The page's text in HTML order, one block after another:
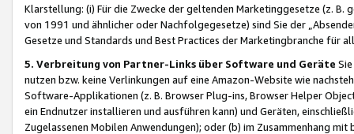
Klarstellung: (i) Für die Zwecke der geltenden Marketinggesetze (z. B.
von 1991 und ähnlicher oder Nachfolgegesetze) sind Sie der
Gesetze und Standards und Best Practices der Marketingbranche für
5. Verbreitung von Partner-Links über Software und Geräte
nutzen bzw. keine Verlinkungen auf eine Amazon-Website wie
Software-Applikationen (z. B. Browser Plug-ins, Browser Helper
ein Endnutzer installieren und ausführen kann) und Geräten,
Zugelassenen Mobilen Anwendungen); oder (b) im Zusammenhang